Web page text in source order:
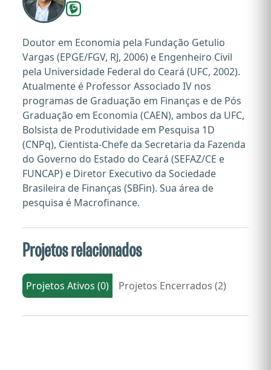
Doutor em Economia pela Fundação Getulio
Vargas (EPGE/FGV, RJ, 2006) e Engenheiro Civil
pela Universidade Federal do Ceará (UFC, 2002).
Atualmente é Professor Associado IV nos
programas de Graduação em Finanças e de Pós
Graduação em Economia (CAEN), ambos da UFC,
Bolsista de Produtividade em Pesquisa 1D
(CNPq), Cientista-Chefe da Secretaria da Fazenda
do Governo do Estado do Ceará (SEFAZ/CE e
FUNCAP) e Diretor Executivo da Sociedade
Brasileira de Finanças (SBFin). Sua área de
pesquisa é Macrofinance.
Projetos relacionados
Projetos Ativos (0) Projetos Encerrados (2)